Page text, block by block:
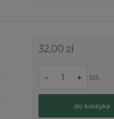
32,00 zł
- + szt.
do koszyka